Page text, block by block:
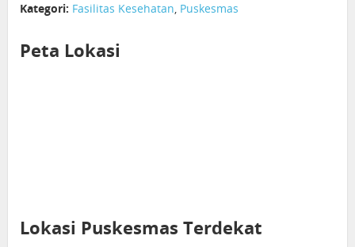
Kategori: Fasilitas Kesehatan, Puskesmas
Peta Lokasi
Lokasi Puskesmas Terdekat